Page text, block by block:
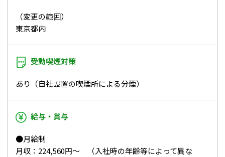
（変更の範囲）
東京都内
受動喫煙対策
あり（自社設置の喫煙所による分煙）
給与・賞与
●月給制
月収：224,560円～ （入社時の年齢等によって異な